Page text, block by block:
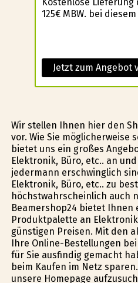
125€ MBW. bei
Jetzt zum Angebot
Wir stellen Ihnen hier den
vor. Wie Sie möglicherweise
bietet uns ein großes
Elektronik, Büro, etc.. an
jedermann erschwinglich
Elektronik, Büro, etc.. zu
höchstwahrscheinlich auch
Beamershop24 bietet Ihnen
Produktpalette an
günstigen Preisen. Mit den
Ihre Online-Bestellungen
für Sie ausfindig gemacht
beim Kaufen im Netz
unsere Homepage